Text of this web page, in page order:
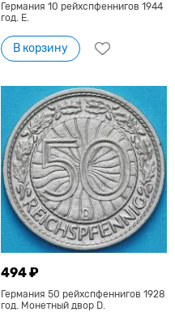
Германия 10 рейхспфеннигов 1944
год. Е.
В корзину
494 ₽
Германия 50 рейхспфеннигов 1928
год. Монетный двор D.